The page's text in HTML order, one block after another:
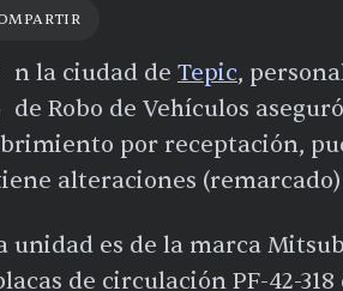
n la ciudad de Tepic,
de Robo de Vehículos
por receptación,
alteraciones
unidad es de la marca
de circulación PF-42-